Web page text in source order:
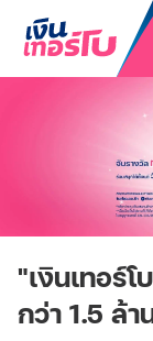
สินเชื่อทั้งหมด
สินเชื่อรถมอเ
สินเชื่อรถยนต์
สินเชื่อรถแทร
สนใจประกัน
ประกันทั้งหมด
ประกันรถมอเ
ประกันรถยนต์
นักลงทุนสัมพันธ์
"เงินเทอร์
กว่า 1.5 ล้า